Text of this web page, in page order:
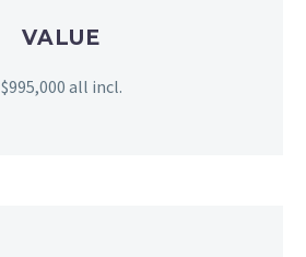
VALUE
$995,000 all incl.